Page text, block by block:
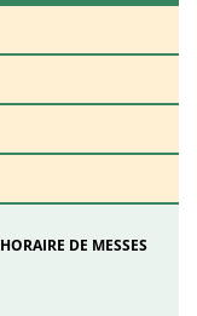
HORAIRE DE MESSES